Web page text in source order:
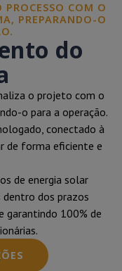
COM O
PREPARANDO-O
do
o projeto com o
o para a operação.
conectado à
de forma eficiente e
de energia solar
dos prazos
garantindo 100% de